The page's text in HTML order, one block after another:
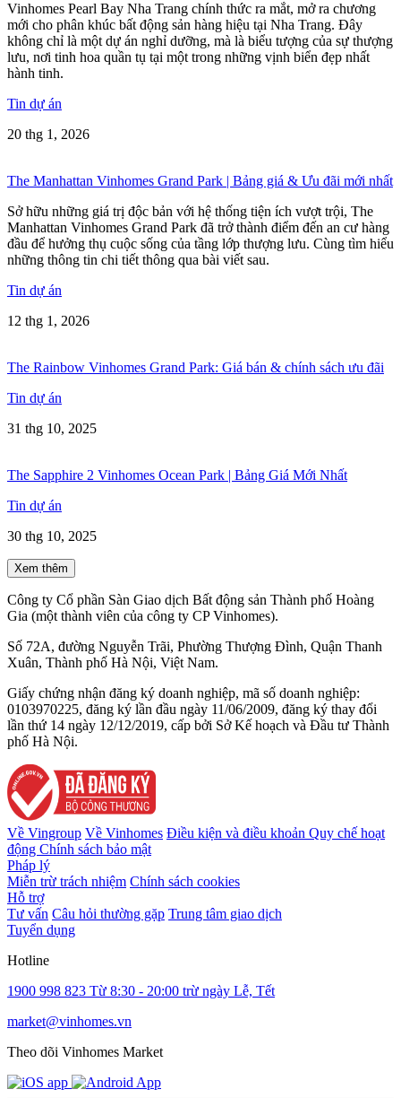
Vinhomes Pearl Bay Nha Trang chính thức ra mắt, mở ra chương
mới cho phân khúc bất động sản hàng hiệu tại Nha Trang. Đây
không chỉ là một dự án nghỉ dưỡng, mà là biểu tượng của sự thượng
lưu, nơi tinh hoa quần tụ tại một trong những vịnh biển đẹp nhất
hành tinh.
Tin dự án
20 thg 1, 2026
The Manhattan Vinhomes Grand Park | Bảng giá & Ưu đãi mới nhất
Sở hữu những giá trị độc bản với hệ thống tiện ích vượt trội, The
Manhattan Vinhomes Grand Park đã trở thành điểm đến an cư hàng
đầu để hưởng thụ cuộc sống của tầng lớp thượng lưu. Cùng tìm hiểu
những thông tin chi tiết thông qua bài viết sau.
Tin dự án
12 thg 1, 2026
The Rainbow Vinhomes Grand Park: Giá bán & chính sách ưu đãi
Tin dự án
31 thg 10, 2025
The Sapphire 2 Vinhomes Ocean Park | Bảng Giá Mới Nhất
Tin dự án
30 thg 10, 2025
Xem thêm
Công ty Cổ phần Sàn Giao dịch Bất động sản Thành phố Hoàng
Gia (một thành viên của công ty CP Vinhomes).
Số 72A, đường Nguyễn Trãi, Phường Thượng Đình, Quận Thanh
Xuân, Thành phố Hà Nội, Việt Nam.
Giấy chứng nhận đăng ký doanh nghiệp, mã số doanh nghiệp:
0103970225, đăng ký lần đầu ngày 11/06/2009, đăng ký thay đổi
lần thứ 14 ngày 12/12/2019, cấp bởi Sở Kế hoạch và Đầu tư Thành
phố Hà Nội.
Về Vingroup Về Vinhomes Điều kiện và điều khoản Quy chế hoạt
động Chính sách bảo mật
Pháp lý
Miễn trừ trách nhiệm Chính sách cookies
Hỗ trợ
Tư vấn Câu hỏi thường gặp Trung tâm giao dịch
Tuyển dụng
Hotline
1900 998 823 Từ 8:30 - 20:00 trừ ngày Lễ, Tết
market@vinhomes.vn
Theo dõi Vinhomes Market